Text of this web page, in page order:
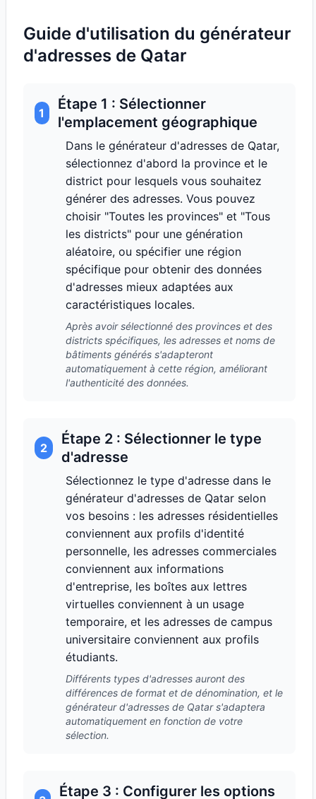
Guide d'utilisation du générateur
d'adresses de Qatar
1
Étape 1 : Sélectionner
l'emplacement géographique
Dans le générateur d'adresses de Qatar,
sélectionnez d'abord la province et le
district pour lesquels vous souhaitez
générer des adresses. Vous pouvez
choisir "Toutes les provinces" et "Tous
les districts" pour une génération
aléatoire, ou spécifier une région
spécifique pour obtenir des données
d'adresses mieux adaptées aux
caractéristiques locales.
Après avoir sélectionné des provinces et des
districts spécifiques, les adresses et noms de
bâtiments générés s'adapteront
automatiquement à cette région, améliorant
l'authenticité des données.
2
Étape 2 : Sélectionner le type
d'adresse
Sélectionnez le type d'adresse dans le
générateur d'adresses de Qatar selon
vos besoins : les adresses résidentielles
conviennent aux profils d'identité
personnelle, les adresses commerciales
conviennent aux informations
d'entreprise, les boîtes aux lettres
virtuelles conviennent à un usage
temporaire, et les adresses de campus
universitaire conviennent aux profils
étudiants.
Différents types d'adresses auront des
différences de format et de dénomination, et le
générateur d'adresses de Qatar s'adaptera
automatiquement en fonction de votre
sélection.
Étape 3 : Configurer les options